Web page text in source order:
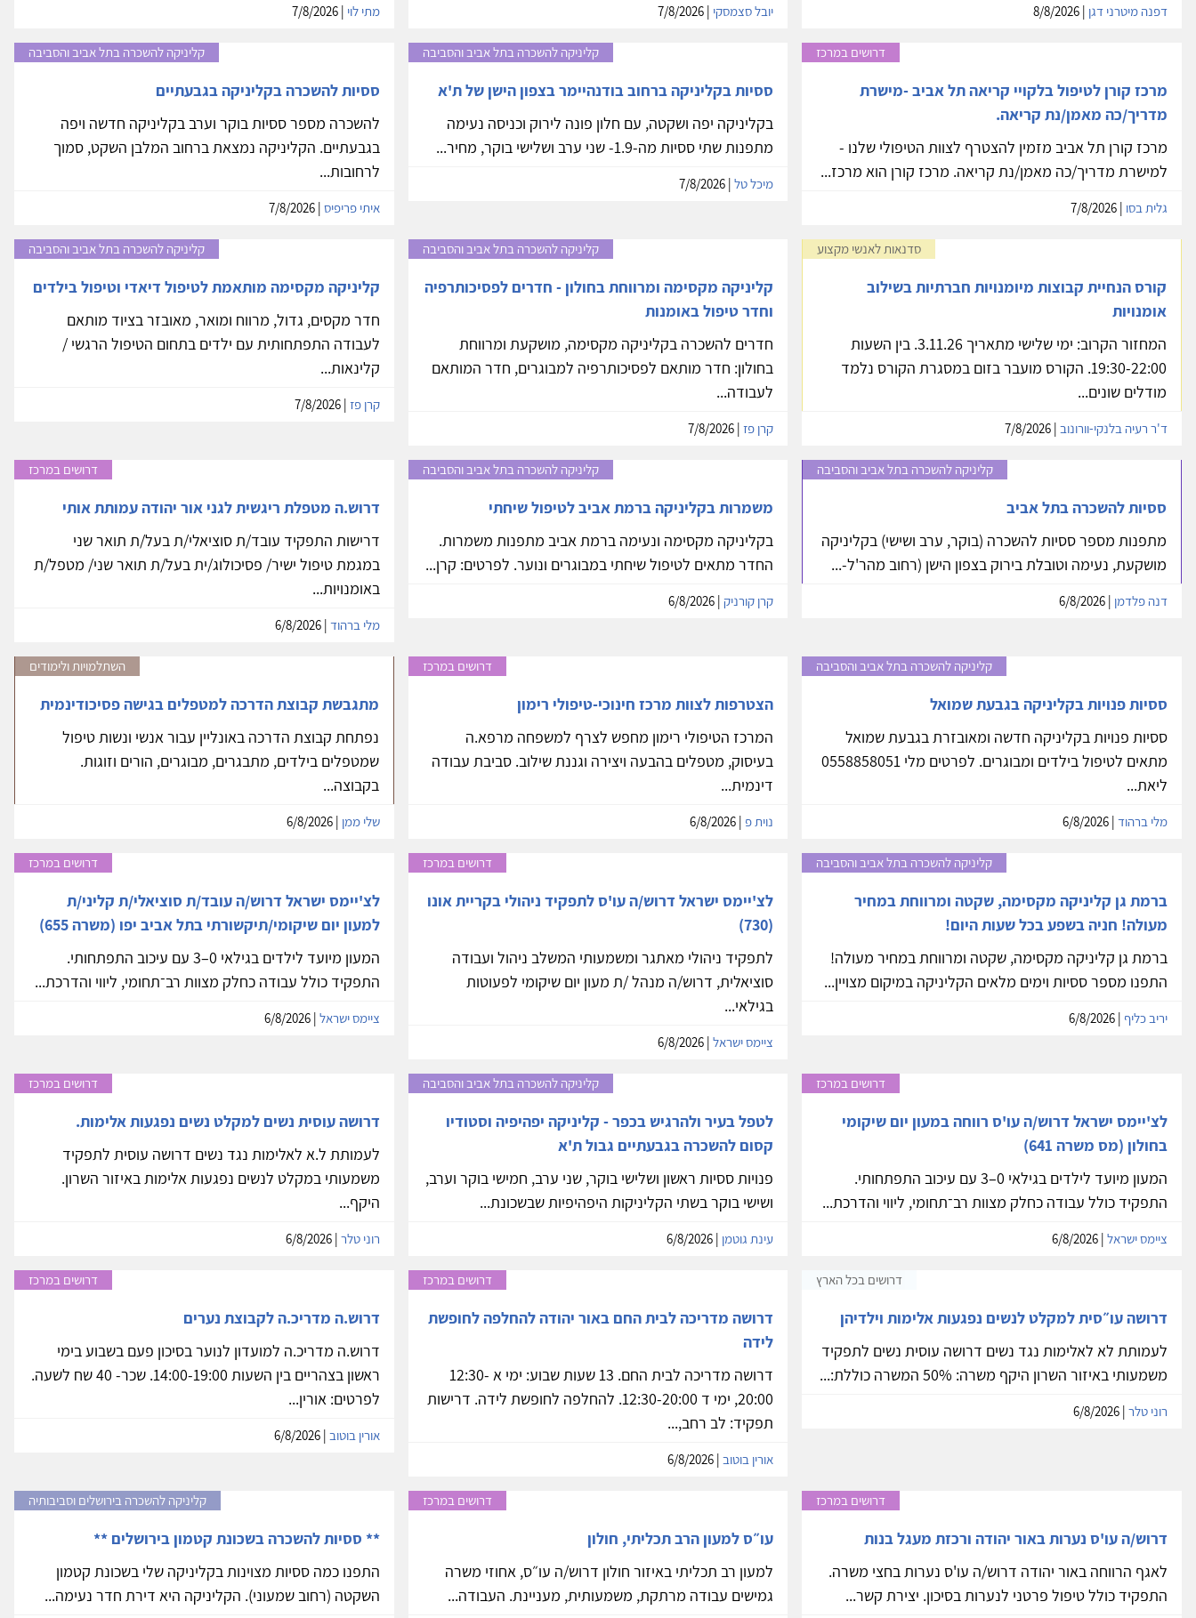
דפנה מיטרני דגן יובל סצמסקי מתי לוי | 7/8/2026
דרושים במרכז
מרכז קורן לטיפול בלקויי קריאה תל אביב -מישרת
מדריך/כה מאמן/נת קריאה.
מרכז קורן תל אביב מזמין להצטרף לצוות הטיפולי שלנו -
למישרת מדריך/כה מאמן/נת קריאה. מרכז קורן הוא מרכז...
גלית בסו
קליניקה להשכרה בתל אביב והסביבה
ססיות בקליניקה ברחוב בודנהיימר בצפון הישן של ת'א
בקליניקה יפה ושקטה, עם חלון פונה לירוק וכניסה נעימה
מתפנות שתי ססיות מה-1.9- שני ערב ושלישי בוקר, מחיר...
מיכל טל| 7/8/2026
קליניקה להשכרה בתל אביב והסביבה
ססיות להשכרה בקליניקה בגבעתיים
להשכרה מספר ססיות בוקר וערב בקליניקה חדשה ויפה
בגבעתיים. הקליניקה נמצאת ברחוב המלבן השקט, סמוך
לרחובות...
איתי פריפיס | 7/8/2026
סדנאות לאנשי מקצוע
קורס הנחיית קבוצות מיומנויות חברתיות בשילוב
אומנויות
המחזור הקרוב: ימי שלישי מתאריך 3.11.26. בין השעות
19:30-22:00. הקורס מועבר בזום במסגרת הקורס נלמד
מודלים שונים...
ד'ר רעיה בלנקי-וורונוב
קליניקה להשכרה בתל אביב והסביבה
קליניקה מקסימה ומרווחת בחולון - חדרים לפסיכותרפיה
וחדר טיפול באומנות
חדרים להשכרה בקליניקה מקסימה, מושקעת ומרווחת
בחולון: חדר מותאם לפסיכותרפיה למבוגרים, חדר המותאם
לעבודה...
קרן פז| 7/8/2026
קליניקה להשכרה בתל אביב והסביבה
קליניקה מקסימה מותאמת לטיפול דיאדי וטיפול בילדים
חדר מקסים, גדול, מרווח ומואר, מאובזר בציוד מותאם
לעבודה התפתחותית עם ילדים בתחום הטיפול הרגשי /
קלינאות...
קרן פז | 7/8/2026
קליניקה להשכרה בתל אביב והסביבה
ססיות להשכרה בתל אביב
מתפנות מספר ססיות להשכרה (בוקר, ערב ושישי) בקליניקה
מושקעת, נעימה וטובלת בירוק בצפון הישן (רחוב מהר'ל-...
דנה פלדמן
קליניקה להשכרה בתל אביב והסביבה
משמרות בקליניקה ברמת אביב לטיפול שיחתי
בקליניקה מקסימה ונעימה ברמת אביב מתפנות משמרות.
החדר מתאים לטיפול שיחתי במבוגרים ונוער. לפרטים: קרן...
קרן קורניק| 6/8/2026
דרושים במרכז
דרוש.ה מטפלת ריגשית לגני אור יהודה עמותת אותי
דרישות התפקיד עובד/ת סוציאלי/ת בעל/ת תואר שני
במגמת טיפול ישיר/ פסיכולוג/ית בעל/ת תואר שני/ מטפל/ת
באומנויות...
מלי ברהוד | 6/8/2026
קליניקה להשכרה בתל אביב והסביבה
ססיות פנויות בקליניקה בגבעת שמואל
ססיות פנויות בקליניקה חדשה ומאובזרת בגבעת שמואל
מתאים לטיפול בילדים ומבוגרים. לפרטים מלי 0558858051
ליאת...
מלי ברהוד
דרושים במרכז
הצטרפות לצוות מרכז חינוכי-טיפולי רימון
המרכז הטיפולי רימון מחפש לצרף למשפחה מרפא.ה
בעיסוק, מטפלים בהבעה ויצירה וגננת שילוב. סביבת עבודה
דינמית...
נוית פ
השתלמויות ולימודים
מתגבשת קבוצת הדרכה למטפלים בגישה פסיכודינמית
נפתחת קבוצת הדרכה באונליין עבור אנשי ונשות טיפול
שמטפלים בילדים, מתבגרים, מבוגרים, הורים וזוגות.
בקבוצה...
שלי ממן | 6/8/2026
קליניקה להשכרה בתל אביב והסביבה
ברמת גן קליניקה מקסימה, שקטה ומרווחת במחיר
מעולה! חניה בשפע בכל שעות היום!
ברמת גן קליניקה מקסימה, שקטה ומרווחת במחיר מעולה!
התפנו מספר ססיות וימים מלאים הקליניקה במיקום מצויין...
יריב כליף
דרושים במרכז
לצ'יימס ישראל דרוש/ה עו'ס לתפקיד ניהולי בקריית אונו
(730)
לתפקיד ניהולי מאתגר ומשמעותי המשלב ניהול ועבודה
סוציאלית, דרוש/ה מנהל /ת מעון יום שיקומי לפעוטות
בגילאי...
ציימס ישראל| 6/8/2026
דרושים במרכז
לצ'יימס ישראל דרוש/ה עובד/ת סוציאלי/ת קליני/ת
למעון יום שיקומי/תיקשורתי בתל אביב יפו (משרה 655)
המעון מיועד לילדים בגילאי 0–3 עם עיכוב התפתחותי.
התפקיד כולל עבודה כחלק מצוות רב־תחומי, ליווי והדרכת...
ציימס ישראל | 6/8/2026
דרושים במרכז
לצ'יימס ישראל דרוש/ה עו'ס רווחה במעון יום שיקומי
בחולון (מס משרה 641)
המעון מיועד לילדים בגילאי 0–3 עם עיכוב התפתחותי.
התפקיד כולל עבודה כחלק מצוות רב־תחומי, ליווי והדרכת...
ציימס ישראל
קליניקה להשכרה בתל אביב והסביבה
לטפל בעיר ולהרגיש בכפר - קליניקה יפהיפיה וסטודיו
קסום להשכרה בגבעתיים גבול ת'א
פנויות ססיות ראשון ושלישי בוקר, שני ערב, חמישי בוקר וערב,
ושישי בוקר בשתי הקליניקות היפהיפיות שבשכונת...
עינת גוטמן
דרושים במרכז
דרושה עוסית נשים למקלט נשים נפגעות אלימות.
לעמותת ל.א לאלימות נגד נשים דרושה עוסית לתפקיד
משמעותי במקלט לנשים נפגעות אלימות באיזור השרון.
היקף...
רוני טלר | 6/8/2026
דרושים בכל הארץ
דרושה עו״סית למקלט לנשים נפגעות אלימות וילדיהן
לעמותת לא לאלימות נגד נשים דרושה עוסית נשים לתפקיד
משמעותי באיזור השרון היקף משרה: 50% המשרה כוללת:...
רוני טלר
דרושים במרכז
דרושה מדריכה לבית החם באור יהודה להחלפה לחופשת
לידה
דרושה מדריכה לבית החם. 13 שעות שבוע: ימי א 12:30-
20:00, ימי ד 12:30-20:00. להחלפה לחופשת לידה. דרישות
תפקיד: לב רחב,...
אורין בוטוב| 6/8/2026
דרושים במרכז
דרוש.ה מדריכ.ה לקבוצת נערים
דרוש.ה מדריכ.ה למועדון לנוער בסיכון פעם בשבוע בימי
ראשון בצהריים בין השעות 14:00-19:00. שכר- 40 שח לשעה.
לפרטים: אורין...
אורין בוטוב | 6/8/2026
דרושים במרכז
דרוש/ה עו'ס נערות באור יהודה ורכזת מעגל בנות
לאגף הרווחה באור יהודה דרוש/ה עו'ס נערות בחצי משרה.
התפקיד כולל טיפול פרטני לנערות בסיכון. יצירת קשר...
דרושים במרכז
עו״ס למעון הרב תכליתי, חולון
למעון רב תכליתי באיזור חולון דרוש/ה עו״ס, אחוזי משרה
גמישים עבודה מרתקת, משמעותית, מעניינת. העבודה...
קליניקה להשכרה בירושלים וסביבותיה
** ססיות להשכרה בשכונת קטמון בירושלים **
התפנו כמה ססיות מצוינות בקליניקה שלי בשכונת קטמון
השקטה (רחוב שמעוני). הקליניקה היא דירת חדר נעימה...